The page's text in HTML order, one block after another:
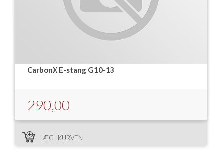
CarbonX E-stang G10-13
290,00
LÆG I KURVEN